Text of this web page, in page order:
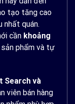
tạo tăng cao
nhất quán.
cần khoảng
phẩm và tự
Search và
viên bán hàng